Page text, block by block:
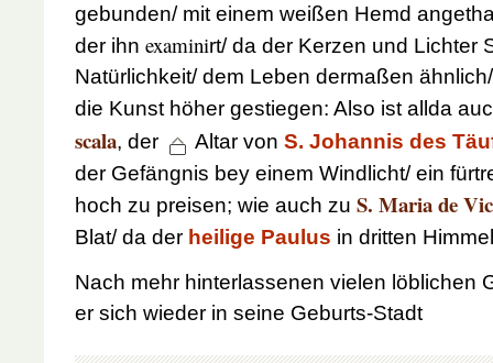
gebunden/ mit einem weißen Hemd
der ihn examinirt/ da der Kerzen und Lichter
Natürlichkeit/ dem Leben dermaßen
die Kunst höher gestiegen: Also ist allda
scala, der Altar von S. Johannis des
der Gefängnis bey einem Windlicht/ ein
hoch zu preisen; wie auch zu S. Maria de
Blat/ da der heilige Paulus in dritten
Nach mehr hinterlassenen vielen löblichen
er sich wieder in seine Geburts-Stadt